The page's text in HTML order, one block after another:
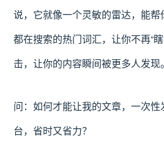
说，它就像一个灵敏的雷达，能
都在搜索的热门词汇，让你不再“
击，让你的内容瞬间被更多人发现。
问：如何才能让我的文章，一次
台，省时又省力？